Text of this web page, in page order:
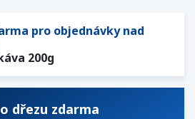
pro objednávky nad
200g
dřezu zdarma